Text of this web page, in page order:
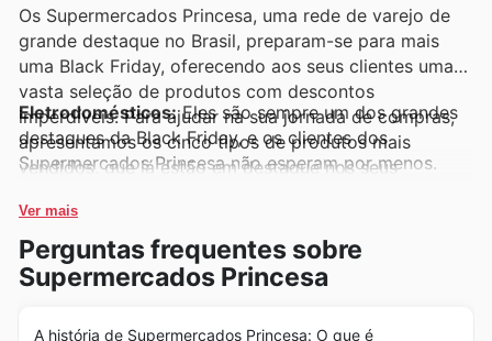
Os Supermercados Princesa, uma rede de varejo de
grande destaque no Brasil, preparam-se para mais
uma Black Friday, oferecendo aos seus clientes uma
vasta seleção de produtos com descontos
imperdíveis. Para ajudar na sua jornada de compras,
apresentamos os cinco tipos de produtos mais
vendidos, que já estão em destaque nos seus
disponíveis no site oficial. Visite com frequência para
ficar por dentro das novidades e das melhores
ofertas.
Eletrodomésticos:Eles são sempre um dos grandes
destaques da Black Friday, e os clientes dos
Supermercados Princesa não esperam por menos.
até pequenos eletroportáteis, todos com preços
reduzidos e ideais para quem busca renovar a casa.
Fique atento aos Supermercados Princesa deals para
não perder essas oportunidades.
Smartphones e Eletrônicos:A procura por novas
Ver mais
Perguntas frequentes sobre
Supermercados Princesa
A história de Supermercados Princesa: O que é